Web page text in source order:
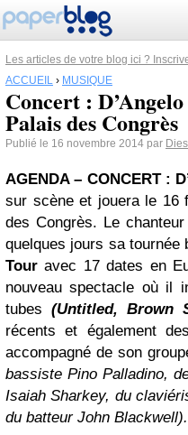
Les articles de votre blog ici ?
ACCUEIL › MUSIQUE
Concert :
Palais des Congrès
Publié le 16 novembre 2014 par
AGENDA – CONCERT :
sur scène et jouera le 16
des Congrès. Le
quelques jours sa tournée
Touravec 17 dates en
nouveau spectacle où il
tubes (Untitled, Brown
récents et également
accompagné de son
bassiste Pino Palladino,
Isaiah Sharkey, du
du batteur John Blackwell).